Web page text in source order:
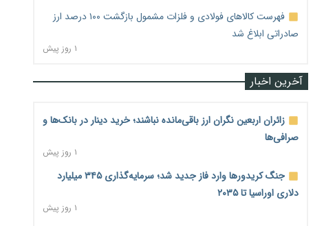
فهرست کالاهای فولادی و فلزات مشمول بازگشت ۱۰۰ درصد ارز
صادراتی ابلاغ شد
۱ روز پیش
آخرین اخبار
زائران اربعین نگران ارز باقی‌مانده نباشند؛ خرید دینار در بانک‌ها و
صرافی‌ها
۱ روز پیش
جنگ کریدورها وارد فاز جدید شد؛ سرمایه‌گذاری ۳۴۵ میلیارد
دلاری اوراسیا تا ۲۰۳۵
۱ روز پیش